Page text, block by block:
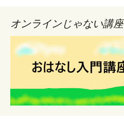
オンラインじゃない講座